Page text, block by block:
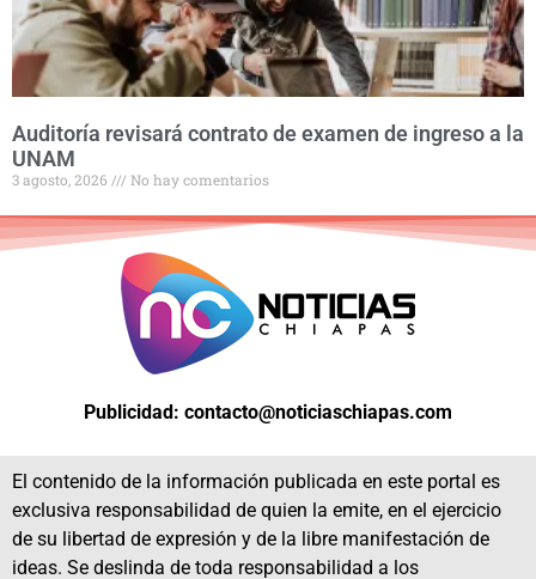
Auditoría revisará contrato de examen de ingreso a la
UNAM
3 agosto, 2026 No hay comentarios
Publicidad: contacto@noticiaschiapas.com
El contenido de la información publicada en este portal es
exclusiva responsabilidad de quien la emite, en el ejercicio
de su libertad de expresión y de la libre manifestación de
ideas. Se deslinda de toda responsabilidad a los